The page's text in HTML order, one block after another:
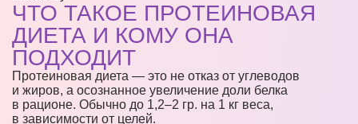
ЧТО ТАКОЕ ПРОТЕИНОВАЯ
ДИЕТА И КОМУ ОНА
ПОДХОДИТ
Протеиновая диета — это не отказ от углеводов
и жиров, а осознанное увеличение доли белка
в рационе. Обычно до 1,2–2 гр. на 1 кг веса,
в зависимости от целей.